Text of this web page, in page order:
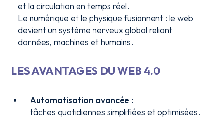
et la circulation en temps réel.
Le numérique et le physique fusionnent : le web
devient un système nerveux global reliant
données, machines et humains.
LES AVANTAGES DU WEB 4.0
Automatisation avancée :
tâches quotidiennes simplifiées et optimisées.